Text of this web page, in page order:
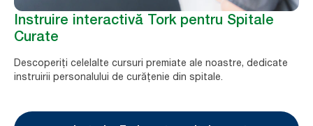
Instruire interactivă Tork pentru Spitale
Curate
Descoperiți celelalte cursuri premiate ale noastre, dedicate
instruirii personalului de curățenie din spitale.